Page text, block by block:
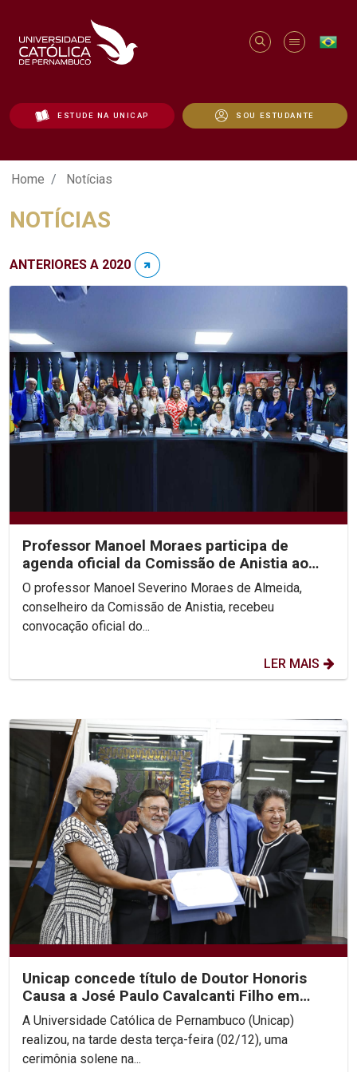
ESTUDE NA UNICAP SOU ESTUDANTE
Notícias - Unicap
Home Notícias
NOTÍCIAS
ANTERIORES A 2020
Professor Manoel Moraes participa de
agenda oficial da Comissão de Anistia ao
lado da Ministra...
O professor Manoel Severino Moraes de Almeida,
conselheiro da Comissão de Anistia, recebeu
convocação oficial do...
LER MAIS
Unicap concede título de Doutor Honoris
Causa a José Paulo Cavalcanti Filho em
cerimônia histórica
A Universidade Católica de Pernambuco (Unicap)
realizou, na tarde desta terça-feira (02/12), uma
cerimônia solene na...